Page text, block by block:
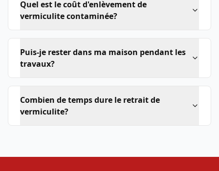
Quel est le coût d'enlèvement de
vermiculite contaminée?
Puis-je rester dans ma maison pendant les
travaux?
Combien de temps dure le retrait de
vermiculite?